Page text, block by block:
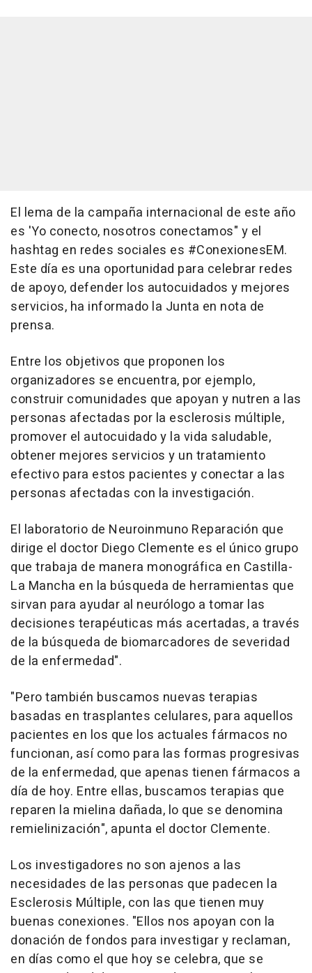
El lema de la campaña internacional de este año
es 'Yo conecto, nosotros conectamos" y el
hashtag en redes sociales es #ConexionesEM.
Este día es una oportunidad para celebrar redes
de apoyo, defender los autocuidados y mejores
servicios, ha informado la Junta en nota de
prensa.
Entre los objetivos que proponen los
organizadores se encuentra, por ejemplo,
construir comunidades que apoyan y nutren a las
personas afectadas por la esclerosis múltiple,
promover el autocuidado y la vida saludable,
obtener mejores servicios y un tratamiento
efectivo para estos pacientes y conectar a las
personas afectadas con la investigación.
El laboratorio de Neuroinmuno Reparación que
dirige el doctor Diego Clemente es el único grupo
que trabaja de manera monográfica en Castilla-
La Mancha en la búsqueda de herramientas que
sirvan para ayudar al neurólogo a tomar las
decisiones terapéuticas más acertadas, a través
de la búsqueda de biomarcadores de severidad
de la enfermedad".
"Pero también buscamos nuevas terapias
basadas en trasplantes celulares, para aquellos
pacientes en los que los actuales fármacos no
funcionan, así como para las formas progresivas
de la enfermedad, que apenas tienen fármacos a
día de hoy. Entre ellas, buscamos terapias que
reparen la mielina dañada, lo que se denomina
remielinización", apunta el doctor Clemente.
Los investigadores no son ajenos a las
necesidades de las personas que padecen la
Esclerosis Múltiple, con las que tienen muy
buenas conexiones. "Ellos nos apoyan con la
donación de fondos para investigar y reclaman,
en días como el que hoy se celebra, que se